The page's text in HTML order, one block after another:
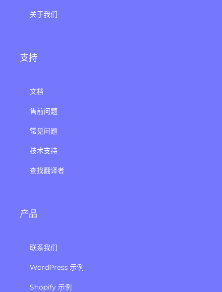
关于我们
支持
文档
售前问题
常见问题
技术支持
查找翻译者
产品
联系我们
WordPress 示例
Shopify 示例